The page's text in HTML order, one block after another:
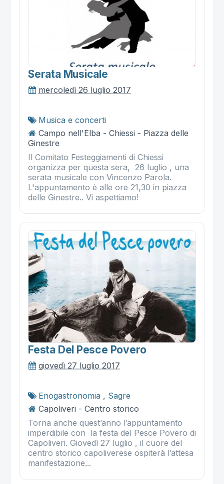
Serata Musicale
mercoledì 26 luglio 2017
Musica e concerti
Campo nell'Elba - Chiessi - Piazza delle
Ginestre
Il Comitato Festeggiamenti di Chiessi
organizza per questa sera, 26 luglio , una
serata musicale con Vincenzo Parola.
L'appuntamento è alle ore 21,30 in piazza
delle Ginestre.. Vi aspettiamo!
Festa Del Pesce Povero
giovedì 27 luglio 2017
Enogastronomia , Sagre
Capoliveri - Centro storico
Torna anche quest’anno l’appuntamento
imperdibile con la festa del Pesce Povero di
Capoliveri. Giovedì 27 luglio , il cuore del
centro storico capoliverese ospiterà l’attesa
manifestazione...